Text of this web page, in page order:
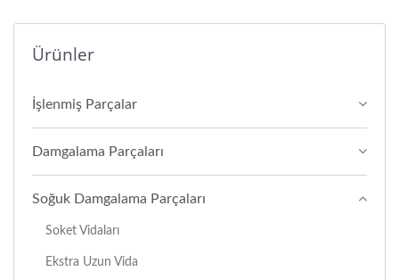
Ürünler
İşlenmiş Parçalar
Damgalama Parçaları
Soğuk Damgalama Parçaları
Soket Vidaları
Ekstra Uzun Vida